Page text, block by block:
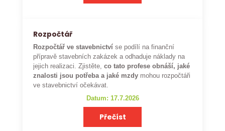
Rozpočtář
Rozpočtář ve stavebnictví se podílí na finanční
přípravě stavebních zakázek a odhaduje náklady na
jejich realizaci. Zjistěte,co tato profese obnáší, jaké
znalosti jsou potřeba a jaké mzdy mohou rozpočtáři
ve stavebnictví očekávat.
Datum: 17.7.2026
Přečíst